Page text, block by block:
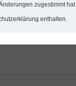
zugestimmt hat.
enthalten.